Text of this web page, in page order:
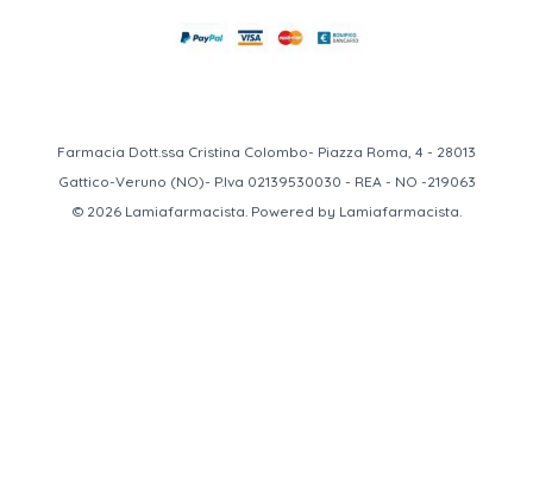
Farmacia Dott.ssa Cristina Colombo- Piazza Roma, 4 - 28013
Gattico-Veruno (NO)- P.Iva 02139530030 - REA - NO -219063
© 2026 Lamiafarmacista. Powered by Lamiafarmacista.